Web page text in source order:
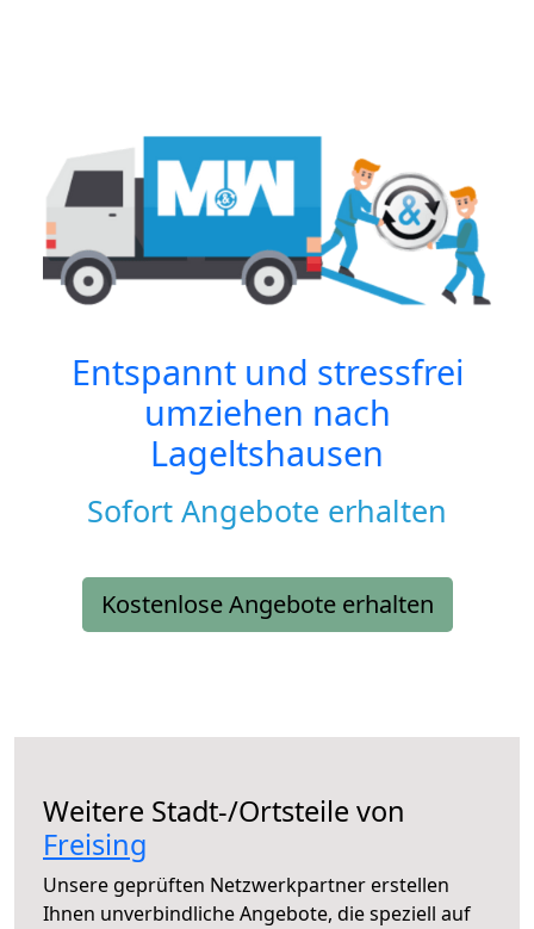
Entspannt und stressfrei
umziehen nach
Lageltshausen
Sofort Angebote erhalten
Kostenlose Angebote erhalten
Weitere Stadt-/Ortsteile von
Freising
Unsere geprüften Netzwerkpartner erstellen
Ihnen unverbindliche Angebote, die speziell auf